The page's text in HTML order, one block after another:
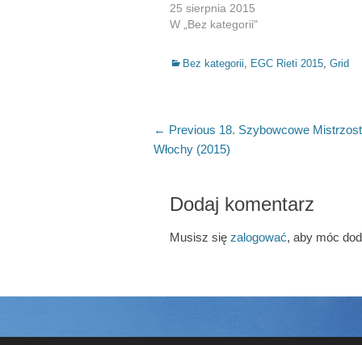
25 sierpnia 2015
W „Bez kategorii"
Categories
Bez kategorii EGC Rieti 2015 Grid
Nawigacja
wpisu
← Previous Previous
post:
18. Szybowcowe
Włochy (2015)
Dodaj komentarz
Musisz się zalogować, aby móc